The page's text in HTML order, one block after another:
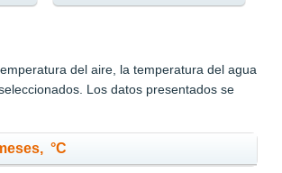
del aire, la temperatura del agua
Los datos presentados se
°C